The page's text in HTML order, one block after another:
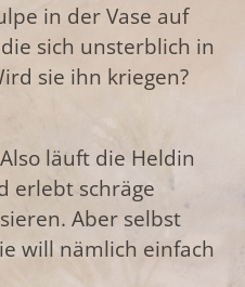
in der Vase auf
sich unsterblich in
sie ihn kriegen?
läuft die Heldin
erlebt schräge
Aber selbst
will nämlich einfach